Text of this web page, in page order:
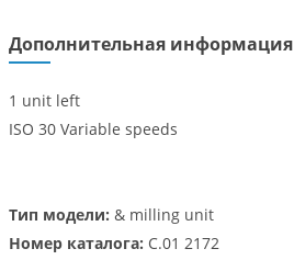
Дополнительная информация
1 unit left
ISO 30 Variable speeds
Тип модели: & milling unit
Номер каталога: C.01 2172